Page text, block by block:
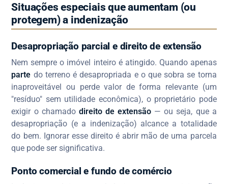
Situações especiais que aumentam (ou
protegem) a indenização
Desapropriação parcial e direito de extensão
Nem sempre o imóvel inteiro é atingido. Quando apenas
parte do terreno é desapropriada e o que sobra se torna
inaproveitável ou perde valor de forma relevante (um
"resíduo" sem utilidade econômica), o proprietário pode
exigir o chamado direito de extensão — ou seja, que a
desapropriação (e a indenização) alcance a totalidade
do bem. Ignorar esse direito é abrir mão de uma parcela
que pode ser significativa.
Ponto comercial e fundo de comércio